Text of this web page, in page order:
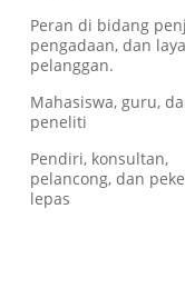
Peran di bidang
pengadaan, dan
pelanggan.
Mahasiswa, guru,
peneliti
Pendiri, konsultan,
pelancong, dan
lepas